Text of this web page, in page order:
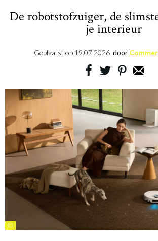
De robotstofzuiger, de
je interieur
Geplaatst op 19.07.2026 door
©